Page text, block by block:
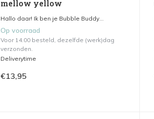
mellow yellow
Hallo daar! Ik ben je Bubble Buddy...
Op voorraad
Voor 14.00 besteld, dezelfde (werk)dag
verzonden.
Deliverytime
€13,95